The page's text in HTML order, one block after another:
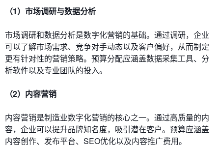
（1）市场调研与数据分析
市场调研和数据分析是数字化营销的基础。通过调研，企业
可以了解市场需求、竞争对手动态以及客户偏好，从而制定
更有针对性的营销策略。预算分配应涵盖数据采集工具、分
析软件以及专业团队的投入。
（2）内容营销
内容营销是制造业数字化营销的核心之一。通过高质量的内
容，企业可以提升品牌知名度，吸引潜在客户。预算应涵盖
内容创作、发布平台、SEO优化以及内容推广费用。